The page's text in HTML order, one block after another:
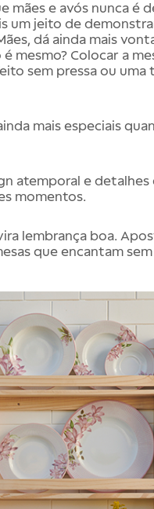
mães e avós nunca é
um jeito de
dá ainda mais
mesmo? Colocar a
sem pressa ou
mais especiais
atemporal e
momentos.
lembrança boa.
que encantam